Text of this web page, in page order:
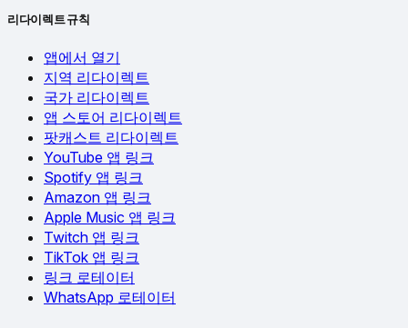
리다이렉트 규칙
앱에서 열기
지역 리다이렉트
국가 리다이렉트
앱 스토어 리다이렉트
팟캐스트 리다이렉트
YouTube 앱 링크
Spotify 앱 링크
Amazon 앱 링크
Apple Music 앱 링크
Twitch 앱 링크
TikTok 앱 링크
링크 로테이터
WhatsApp 로테이터